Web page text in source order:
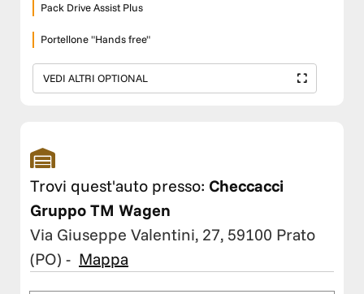
Pack Drive Assist Plus
Portellone "Hands free"
VEDI ALTRI OPTIONAL
Trovi quest'auto presso: Checcacci
Gruppo TM Wagen
Via Giuseppe Valentini, 27, 59100 Prato
(PO) - Mappa